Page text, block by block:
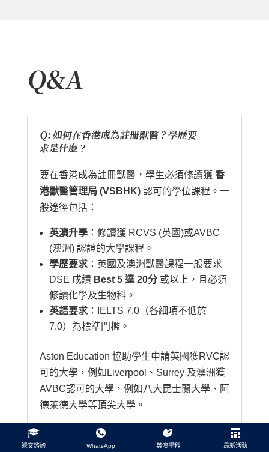
Q&A
Q: 如何在香港成為註冊獸醫？學歷要
求是什麼？
要在香港成為註冊獸醫，學生必須修讀獲 香
港獸醫管理局 (VSBHK)認可的學位課程。一
般途徑包括：
英澳升學：修讀獲 RCVS (英國)或AVBC
(澳洲) 認證的大學課程。
學歷要求：英國及澳洲獸醫課程一般要求
DSE 成績 Best 5 達 20分或以上，且必須
修讀化學及生物科。
英語要求：IELTS 7.0（各細項不低於
7.0）為標準門檻。
Aston Education 協助學生申請英國獲RVC認
可的大學，例如Liverpool、Surrey 及澳洲獲
AVBC認可的大學，例如八大昆士蘭大學、阿
德萊德大學等頂尖大學。
遞交諮詢 WhatsApp 英澳學科 最新活動